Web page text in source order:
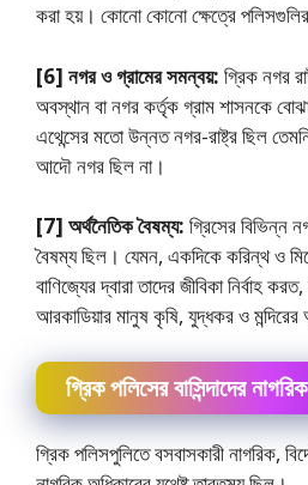
করা হয়। কোনাে কোনাে ক্ষেত্রে
[6] নগর ও গ্রামের সমন্বয়: গ্রিক নগর
অবস্থান বা নগর কর্তৃক গ্রাম শাসনকে
এথেন্সের মতাে উন্নত নগর-রাষ্ট্র ছিল
আদৌ নগর ছিল না।
[7] অর্থনৈতিক বৈষম্য: গ্রিসের বিভিন্ন
বৈষম্য ছিল। যেমন, একদিকে করিন্থ ও
বাণিজ্যের দ্বারা তাদের জীবিকা নির্বাহ
আরকাডিয়ার মানুষ কৃষি, যুদ্ধকর ও
গ্রিক পলিসের বাসিন্দাদের
গ্রিক পলিসপুলিতে বসবাসকারী নাগরিক,